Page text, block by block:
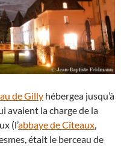
de Gilly hébergea jusqu’à
avaient la charge de la
(l’abbaye de Cîteaux,
était le berceau de